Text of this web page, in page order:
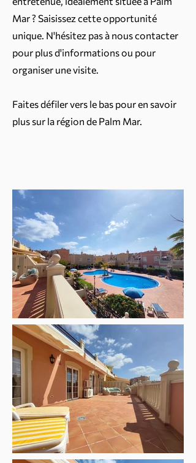
Mar ? Saisissez cette opportunité
unique. N'hésitez pas à nous contacter
pour plus d'informations ou pour
organiser une visite.
Faites défiler vers le bas pour en savoir
plus sur la région de Palm Mar.